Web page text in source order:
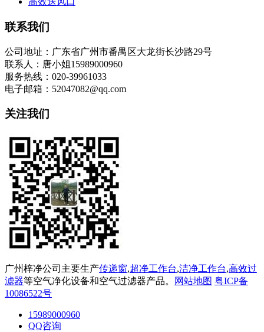
联系我们
公司地址：广东省广州市番禺区大龙街长沙路29号
联系人：唐小姐15989000960
服务热线：020-39961033
电子邮箱：52047082@qq.com
关注我们
广州梓净公司主要生产传递窗,超净工作台,洁净工作台,高效过
滤器等空气净化设备和空气过滤器产品。 网站地图 粤ICP备
10086522号
15989000960
QQ咨询